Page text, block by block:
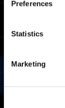
Preferences
Statistics
Marketing